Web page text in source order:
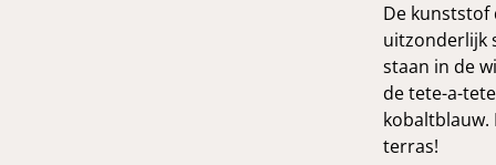
De kunststof
uitzonderlijk
staan in de
de tete-a-
kobaltblauw.
terras!